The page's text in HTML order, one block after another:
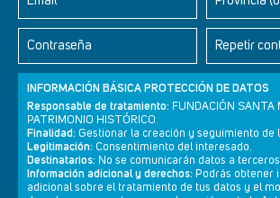
Contraseña Repetir
INFORMACIÓN BÁSICA PROTECCIÓN DE DATOS
Responsable de tratamiento: FUNDACIÓN SANTA
PATRIMONIO HISTÓRICO.
Finalidad: Gestionar la creación y seguimiento de
Legitimación: Consentimiento del interesado.
Destinatarios: No se comunicarán datos a
Información adicional y derechos: Podrás obtener
adicional sobre el tratamiento de tus datos y el